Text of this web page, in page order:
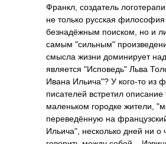
Франкл, создатель
не только русская философия
безнадёжным поиском, но и
самым "сильным"
смысла жизни доминирует
является "Исповедь" Льва
Ивана Ильича"? У кого-то из
писателей встретил описание
маленьком городке жители,
переведённую на
Ильича", несколько дней ни о